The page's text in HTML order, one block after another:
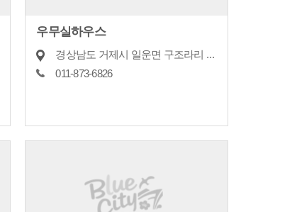
우무실하우스
경상남도 거제시 일운면 구조라리 118
011-873-6826